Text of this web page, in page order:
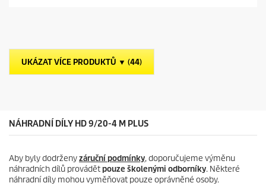
t
p
r
i
č
e
UKÁZAT VÍCE PRODUKTŮ ▼ (44)
NÁHRADNÍ DÍLY HD 9/20-4 M PLUS
Aby byly dodrženyzáruční podmínky, doporučujeme výměnu
náhradních dílů provádětpouze školenými odborníky. Některé
náhradní díly mohou vyměňovat pouze oprávněné osoby.